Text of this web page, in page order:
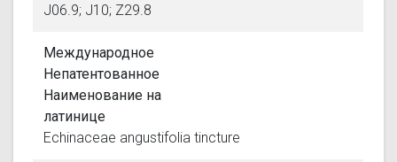
J06.9; J10; Z29.8
Международное
Непатентованное
Наименование на
латинице
Echinaceae angustifolia tincture